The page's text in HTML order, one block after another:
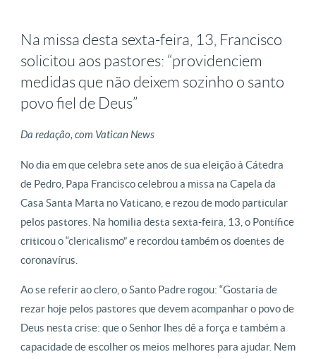
Na missa desta sexta-feira, 13, Francisco
solicitou aos pastores: “providenciem
medidas que não deixem sozinho o santo
povo fiel de Deus”
Da redação, com Vatican News
No dia em que celebra sete anos de sua eleição à Cátedra
de Pedro, Papa Francisco celebrou a missa na Capela da
Casa Santa Marta no Vaticano, e rezou de modo particular
pelos pastores. Na homilia desta sexta-feira, 13, o Pontífice
criticou o “clericalismo” e recordou também os doentes de
coronavírus.
Ao se referir ao clero, o Santo Padre rogou: “Gostaria de
rezar hoje pelos pastores que devem acompanhar o povo de
Deus nesta crise: que o Senhor lhes dê a força e também a
capacidade de escolher os meios melhores para ajudar. Nem